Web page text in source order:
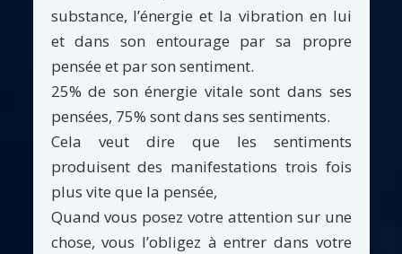
substance, l’énergie et la vibration en lui
et dans son entourage par sa propre
pensée et par son sentiment.
25% de son énergie vitale sont dans ses
pensées, 75% sont dans ses sentiments.
Cela veut dire que les sentiments
produisent des manifestations trois fois
plus vite que la pensée,
Quand vous posez votre attention sur une
chose, vous l’obligez à entrer dans votre